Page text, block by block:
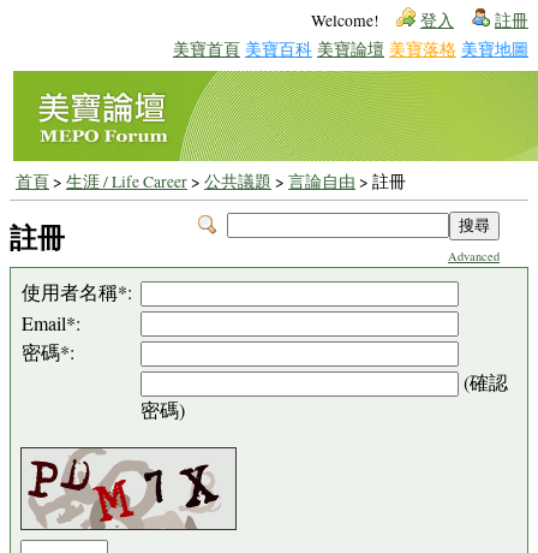
Welcome! 登入 註冊
美寶首頁 美寶百科 美寶論壇 美寶落格 美寶地圖
首頁> 生涯 / Life Career> 公共議題 > 言論自由 > 註冊
Advanced
註冊
使用者名稱*:
Email*:
密碼*:
(確認
密碼)